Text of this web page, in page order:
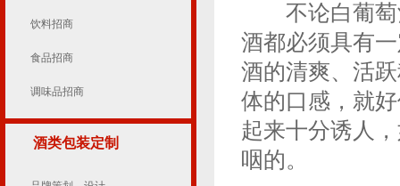
饮料招商
食品招商
调味品招商
酒类包装定制
不论白葡萄
酒都必须具有
酒的清爽、活
体的口感，就
起来十分诱人
咽的。